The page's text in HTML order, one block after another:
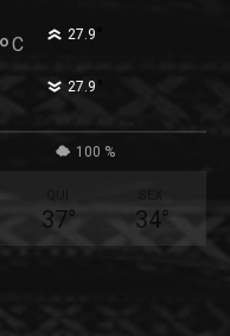
°C 27.9
27.9
100 %
37° 34°